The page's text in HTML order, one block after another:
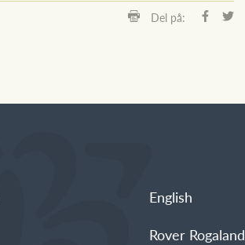
Del på:
English
Rover Rogaland